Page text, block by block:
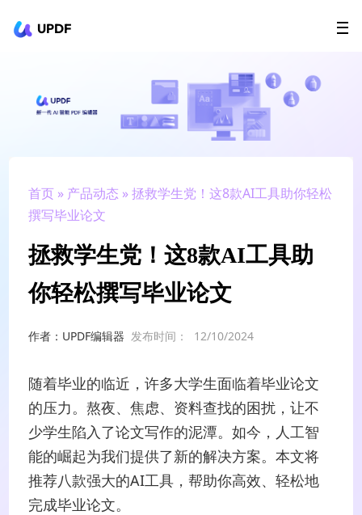
UPDF
AI Agents
政企采购
升级会员
首页 » 产品动态 » 拯救学生党！这8款AI工具助你轻松
撰写毕业论文
拯救学生党！这8款AI工具助
你轻松撰写毕业论文
作者：UPDF编辑器 发布时间： 12/10/2024
随着毕业的临近，许多大学生面临着毕业论文
的压力。熬夜、焦虑、资料查找的困扰，让不
少学生陷入了论文写作的泥潭。如今，人工智
能的崛起为我们提供了新的解决方案。本文将
推荐八款强大的AI工具，帮助你高效、轻松地
完成毕业论文。